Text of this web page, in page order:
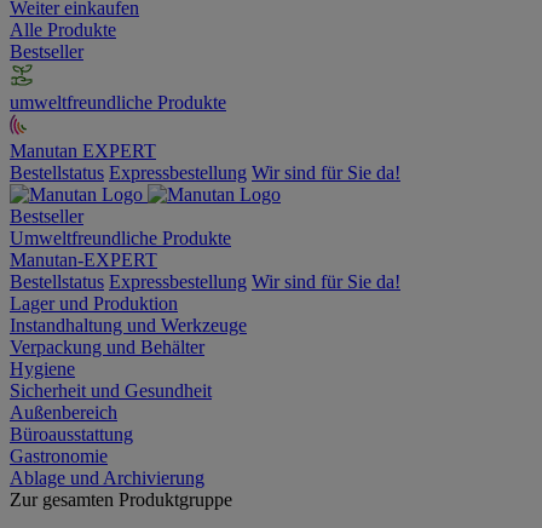
Weiter einkaufen
Alle Produkte
Bestseller
umweltfreundliche Produkte
Manutan EXPERT
Bestellstatus Expressbestellung Wir sind für Sie da!
Bestseller
Umweltfreundliche Produkte
Manutan-EXPERT
Bestellstatus Expressbestellung Wir sind für Sie da!
Lager und Produktion
Instandhaltung und Werkzeuge
Verpackung und Behälter
Hygiene
Sicherheit und Gesundheit
Außenbereich
Büroausstattung
Gastronomie
Ablage und Archivierung
Zur gesamten Produktgruppe